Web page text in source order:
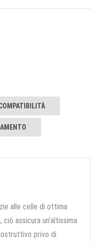
alle celle di ottima
assicura un’altissima
privo di